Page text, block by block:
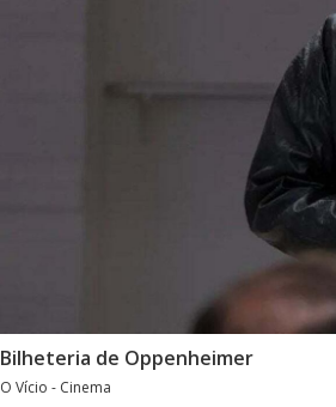
Bilheteria de Oppenheimer
O Vício - Cinema